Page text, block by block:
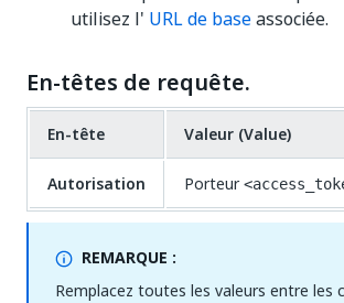
utilisez l' URL de baseassociée.
En-têtes de requête.
En-tête Valeur (Value)
Autorisation Porteur
REMARQUE :
Remplacez toutes les valeurs entre les